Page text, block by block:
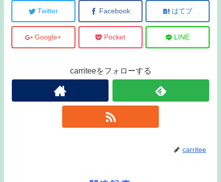
Twitter Facebook はてブ
Google+ Pocket LINE
carriteeをフォローする
carritee